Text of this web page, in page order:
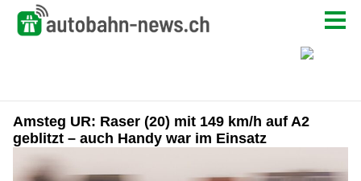
Amsteg UR: Raser (20) mit 149 km/h auf A2
geblitzt – auch Handy war im Einsatz